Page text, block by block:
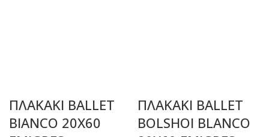
ΠΛΑΚΑΚΙ BALLET
BIANCO 20X60
ΠΛΑΚΑΚΙ BALLET
BOLSHOI BLANCO